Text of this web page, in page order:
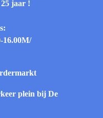
jaar !
16.00M/
plein bij De